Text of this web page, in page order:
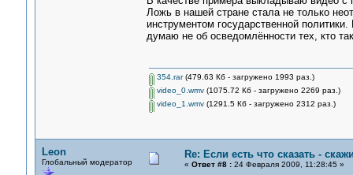
Ложь в нашей стране стала не только
инструментом государственной
думаю не об осведомлённости тех, кто
354.rar(479.63 Кб - загружено 1993 раз.)
video_0.wmv(1075.72 Кб - загружено 2269 раз.)
video_1.wmv(1291.5 Кб - загружено 2312 раз.)
Leon
Глобальный модератор
Re: Если есть что сказать -
« Ответ #8 :24 Февраля 2009, 11:28:45 »